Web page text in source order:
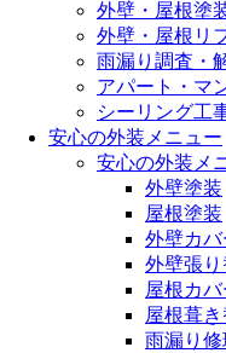
外壁・屋根塗
外壁・屋根リ
雨漏り調査・
アパート・マ
シーリング工
安心の外装メニュー
安心の外装メ
外壁塗装
屋根塗装
外壁カ
外壁張り
屋根カ
屋根葺き
雨漏り修